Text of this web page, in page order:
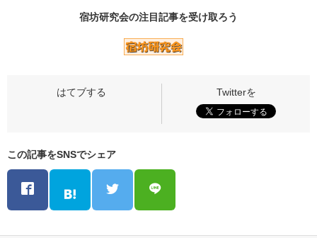
宿坊研究会の注目記事を受け取ろう
この記事をSNSでシェア